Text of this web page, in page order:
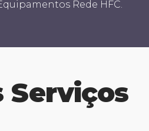
Rede HFC.
Serviços